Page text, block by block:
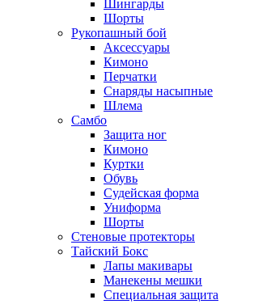
Шингарды
Шорты
Рукопашный бой
Аксессуары
Кимоно
Перчатки
Снаряды насыпные
Шлема
Самбо
Защита ног
Кимоно
Куртки
Обувь
Судейская форма
Униформа
Шорты
Стеновые протекторы
Тайский Бокс
Лапы макивары
Манекены мешки
Специальная защита